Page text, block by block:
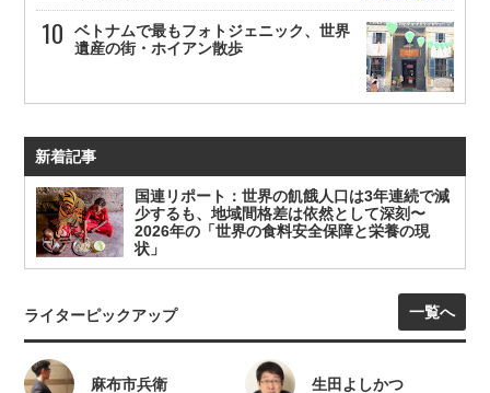
ベトナムで最もフォトジェニック、世界
遺産の街・ホイアン散歩
新着記事
国連リポート：世界の飢餓人口は3年連続で減
少するも、地域間格差は依然として深刻〜
2026年の「世界の食料安全保障と栄養の現
状」
ライターピックアップ 一覧へ
麻布市兵衛 生田よしかつ